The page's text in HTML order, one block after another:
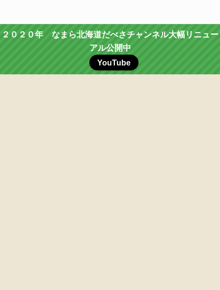
２０２０年 なまら北海道だべさチャンネル大幅リニュー
アル公開中
YouTube